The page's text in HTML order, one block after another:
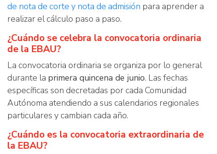
de nota de corte y nota de admisión para aprender a
realizar el cálculo paso a paso.
¿Cuándo se celebra la convocatoria ordinaria
de la EBAU?
La convocatoria ordinaria se organiza por lo general
durante la primera quincena de junio. Las fechas
específicas son decretadas por cada Comunidad
Autónoma atendiendo a sus calendarios regionales
particulares y cambian cada año.
¿Cuándo es la convocatoria extraordinaria de
la EBAU?